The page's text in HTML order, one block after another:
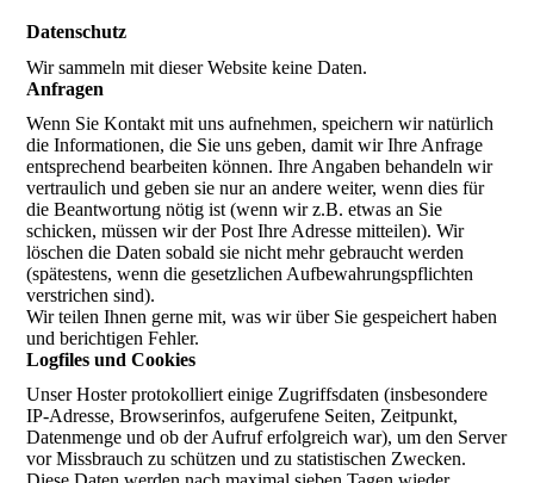
Datenschutz
Wir sammeln mit dieser Website keine Daten.
Anfragen
Wenn Sie Kontakt mit uns aufnehmen, speichern wir natürlich
die Informationen, die Sie uns geben, damit wir Ihre Anfrage
entsprechend bearbeiten können. Ihre Angaben behandeln wir
vertraulich und geben sie nur an andere weiter, wenn dies für
die Beantwortung nötig ist (wenn wir z.B. etwas an Sie
schicken, müssen wir der Post Ihre Adresse mitteilen). Wir
löschen die Daten sobald sie nicht mehr gebraucht werden
(spätestens, wenn die gesetzlichen Aufbewahrungspflichten
verstrichen sind).
Wir teilen Ihnen gerne mit, was wir über Sie gespeichert haben
und berichtigen Fehler.
Logfiles und Cookies
Unser Hoster protokolliert einige Zugriffsdaten (insbesondere
IP-Adresse, Browserinfos, aufgerufene Seiten, Zeitpunkt,
Datenmenge und ob der Aufruf erfolgreich war), um den Server
vor Missbrauch zu schützen und zu statistischen Zwecken.